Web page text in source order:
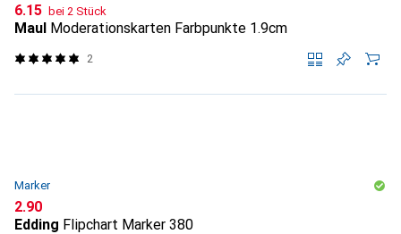
CHF
6.15 bei 2 Stück
Maul Moderationskarten Farbpunkte 1.9cm
2
Marker
CHF
2.90
Edding Flipchart Marker 380